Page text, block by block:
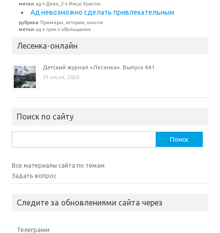
метки:ад > Деян_2 > Иисус Христос
Ад невозможно сделать привлекательным
рубрика: Примеры, истории, мысли
метки:ад > грех> обольщение
Лесенка-онлайн
Детский журнал «Лесенка». Выпуск 441.
31 июля, 2026
Поиск по сайту
Все материалы сайта по темам
Задать вопрос
Следите за обновлениями сайта через
Телеграмм